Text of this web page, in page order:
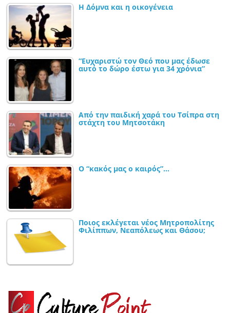
Η Δόμνα και η οικογένεια
“Ευχαριστώ τον Θεό που μας έδωσε
αυτό το δώρο έστω για 34 χρόνια”
Από την παιδική χαρά του Τσίπρα στη
στάχτη του Μητσοτάκη
Ο “κακός μας ο καιρός”…
Ποιος εκλέγεται νέος Μητροπολίτης
Φιλίππων, Νεαπόλεως και Θάσου;